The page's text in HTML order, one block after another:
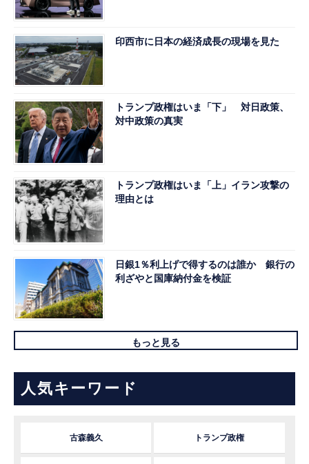
印西市に日本の経済成長の現場を見た
トランプ政権はいま「下」 対日政策、
対中政策の真実
トランプ政権はいま「上」イラン攻撃の
理由とは
日銀1％利上げで得するのは誰か 銀行の
利ざやと国庫納付金を検証
もっと見る
人気キーワード
古森義久 トランプ政権